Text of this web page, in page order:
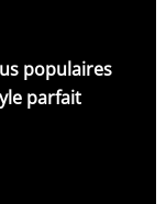
populaires
parfait